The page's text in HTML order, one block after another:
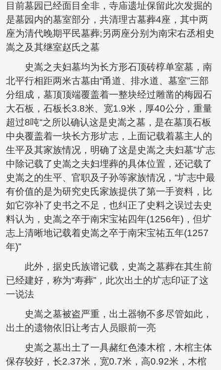
目前墓园已经面目全非，寺庙遗址保留此次发掘的
是墓园内的墓室部分，共清理古墓葬4座，其中两
座为清代晚期平民墓葬;另两座分别为南宋右丞相史
嵩之及其继室赵氏之墓
史嵩之夫妇墓均为长方形石顶砖椁单室墓，南
北平行相距两米古墓由“甬道、排水道、墓室”三部
分组成，墓顶顶端覆盖着一整块经过雕凿的梅园石
大石板，石板长3.8米、宽1.9米，厚40公分，重量
超过8吨“之所以确认这是史嵩之墓，是在墓顶石板
中央覆盖着一块长方形圹志，上面记载着墓主人的
生平及其家族情况，明确了这是史嵩之夫妇墓”圹志
中除记载了史嵩之夫妇埋葬的具体位置，还记载了
史嵩之的生平、官职及子孙等家族情况，“圹志中最
有价值的是为研究史氏家族提供了第一手资料，比
如它弥补了史书之不足，也纠正了史料之误过去史
料认为，史嵩之卒于南宋宝祐四年(1256年)，但圹
志上清晰地记载着史嵩之卒于南宋宝祐五年(1257
年)”
此外，据史氏族谱记载，史嵩之墓葬在其生前
已经建好，称为“寿葬”，此次出土的圹志印证了这
一说法
史嵩之墓被盗严重，出土器物不多尽管如此，
出土的遗物依旧让考古人员眼前一亮
史嵩之墓出土了一具赭红色漆木棺，木棺主体
保存较好，长2.37米，宽0.7米，高0.92米，木棺